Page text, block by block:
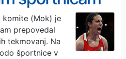
komite (Mok) je
prepovedal
tekmovanj. Na
športnice v